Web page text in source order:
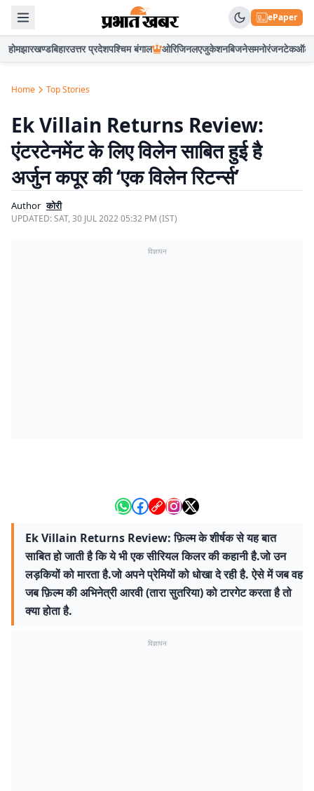
ePaper
होमझारखण्डबिहारउत्तर प्रदेशपश्चिम बंगाल ओरिजिनलएजुकेशनबिजनेसमनोरंजनटेकऑटो
Home Top Stories
Ek Villain Returns Review:
एंटरटेनमेंट के लिए विलेन साबित हुई है
अर्जुन कपूर की ‘एक विलेन रिटर्न्स’
Author कोरी
UPDATED:SAT, 30 JUL 2022 05:32 PM (IST)
विज्ञापन
Ek Villain Returns Review: फ़िल्म के शीर्षक से यह बात
साबित हो जाती है कि ये भी एक सीरियल किलर की कहानी है.जो उन
लड़कियों को मारता है.जो अपने प्रेमियों को धोखा दे रही है. ऐसे में जब वह
जब फ़िल्म की अभिनेत्री आरवी (तारा सुतरिया) को टारगेट करता है तो
क्या होता है.
विज्ञापन